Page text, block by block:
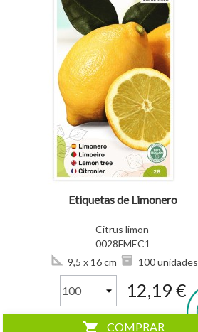
Etiquetas de Limonero
Citrus limon
0028FMEC1
9,5 x 16 cm
100 unidades
12,19 €
shopping_cart COMPRAR